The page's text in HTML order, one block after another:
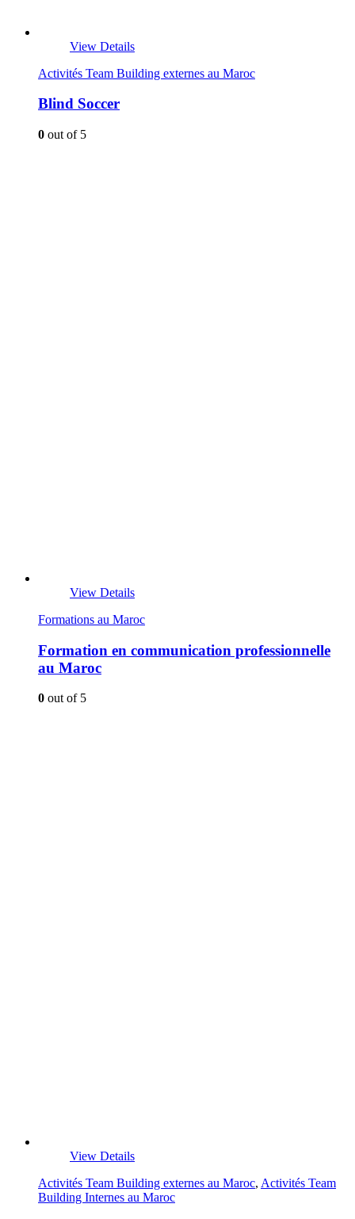
View Details
Activités Team Building externes au Maroc
Blind Soccer
0 out of 5
View Details
Formations au Maroc
Formation en communication professionnelle
au Maroc
0 out of 5
View Details
Activités Team Building externes au Maroc, Activités Team
Building Internes au Maroc